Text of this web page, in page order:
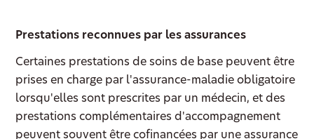
Prestations reconnues par les assurances
Certaines prestations de soins de base peuvent être
prises en charge par l'assurance-maladie obligatoire
lorsqu'elles sont prescrites par un médecin, et des
prestations complémentaires d'accompagnement
peuvent souvent être cofinancées par une assurance